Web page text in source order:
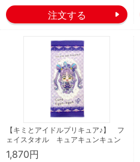
【キミとアイドルプリキュア♪】 フ
ェイスタオル キュアキュンキュン
1,870円